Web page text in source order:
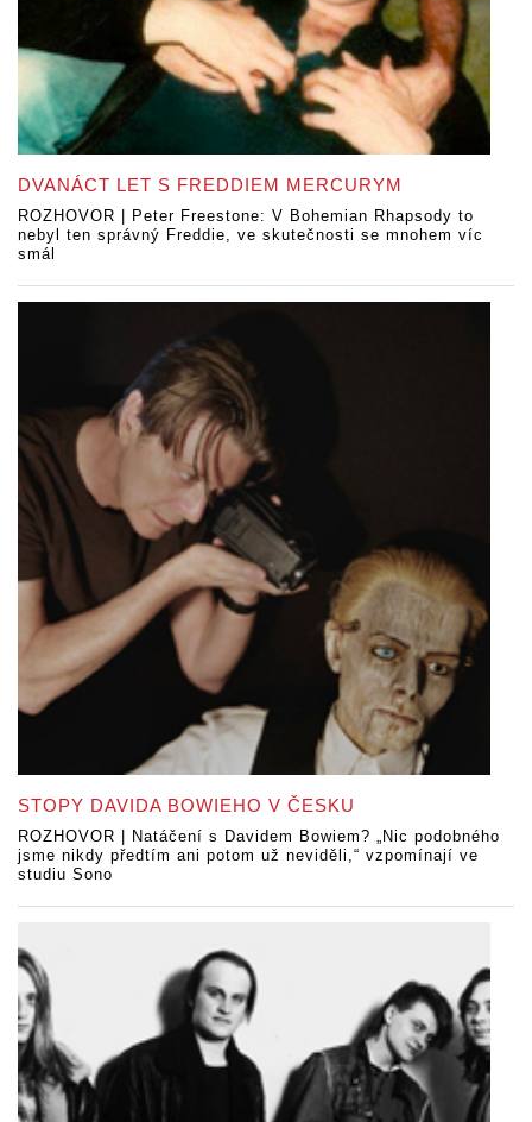
DVANÁCT LET S FREDDIEM MERCURYM
ROZHOVOR | Peter Freestone: V Bohemian Rhapsody to
nebyl ten správný Freddie, ve skutečnosti se mnohem víc
smál
STOPY DAVIDA BOWIEHO V ČESKU
ROZHOVOR | Natáčení s Davidem Bowiem? „Nic podobného
jsme nikdy předtím ani potom už neviděli,“ vzpomínají ve
studiu Sono